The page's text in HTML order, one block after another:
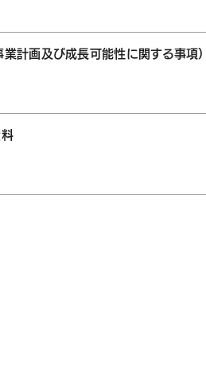
計画及び成長可能性に関する事項）